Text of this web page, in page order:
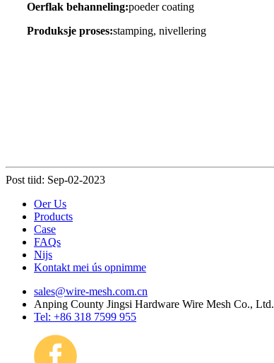
Oerflak behanneling:poeder coating
Produksje proses:stamping, nivellering
Post tiid: Sep-02-2023
Oer Us
Products
Case
FAQs
Nijs
Kontakt mei ús opnimme
sales@wire-mesh.com.cn
Anping County Jingsi Hardware Wire Mesh Co., Ltd.
Tel: +86 318 7599 955